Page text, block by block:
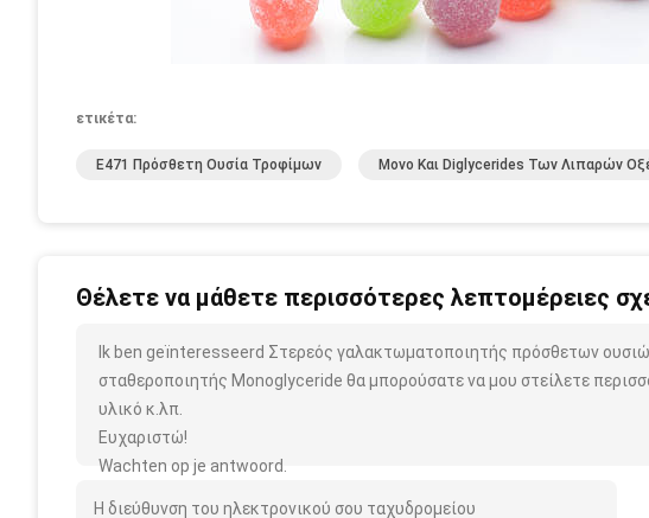
ετικέτα:
E471 Πρόσθετη Ουσία Τροφίμων Μονο Και Diglycerides Των Λιπαρών
Θέλετε να μάθετε περισσότερες λεπτομέρειες
Ik ben geïnteresseerd Στερεός γαλακτωματοποιητής πρόσθετων
σταθεροποιητής Monoglyceride θα μπορούσατε να μου στείλετε
υλικό κ.λπ.
Ευχαριστώ!
Wachten op je antwoord.